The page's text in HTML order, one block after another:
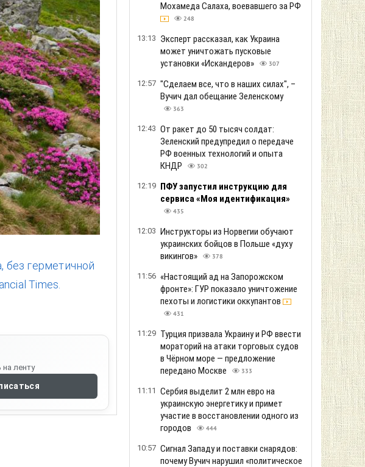
без герметичной
Times.
ленту
Мохамеда Салаха, воевавшего за РФ
248
13:13 Эксперт рассказал, как Украина
может уничтожать пусковые
установки «Искандеров»
307
12:57 "Сделаем все, что в наших силах", –
Вучич дал обещание Зеленскому
363
12:43 От ракет до 50 тысяч солдат:
Зеленский предупредил о передаче
РФ военных технологий и опыта
КНДР
302
12:19 ПФУ запустил инструкцию для
сервиса «Моя идентификация»
435
12:03 Инструкторы из Норвегии обучают
украинских бойцов в Польше «духу
викингов»
378
11:56 «Настоящий ад на Запорожском
фронте»: ГУР показало уничтожение
пехоты и логистики оккупантов
431
11:29 Турция призвала Украину и РФ ввести
мораторий на атаки торговых судов
в Чёрном море — предложение
передано Москве
333
11:11 Сербия выделит 2 млн евро на
украинскую энергетику и примет
участие в восстановлении одного из
городов
444
10:57 Сигнал Западу и поставки снарядов:
почему Вучич нарушил «политическое